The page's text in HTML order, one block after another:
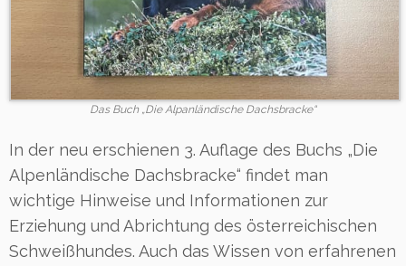
Das Buch „Die Alpanländische Dachsbracke“
In der neu erschienen 3. Auflage des Buchs „Die
Alpenländische Dachsbracke“ findet man
wichtige Hinweise und Informationen zur
Erziehung und Abrichtung des österreichischen
Schweißhundes. Auch das Wissen von erfahrenen